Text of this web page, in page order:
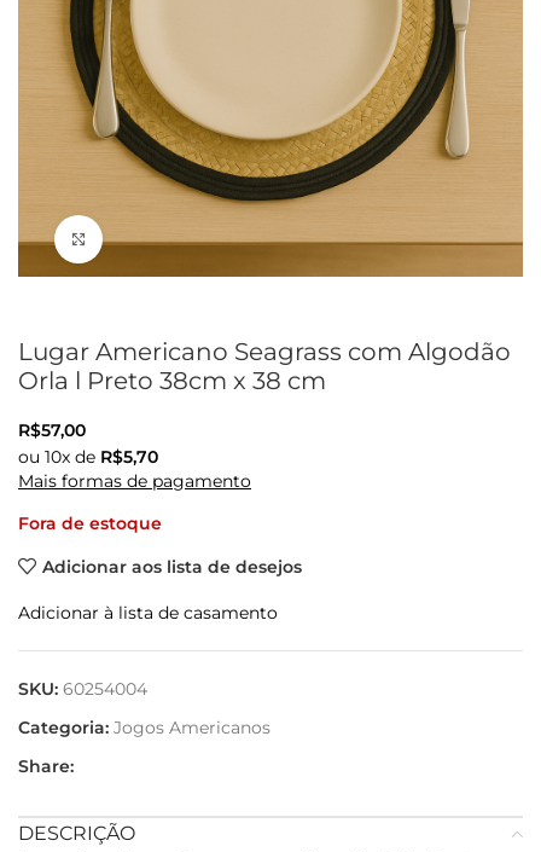
Clique para ampliar
Lugar Americano Seagrass com Algodão
Orla l Preto 38cm x 38 cm
R$57,00
ou 10x de R$5,70
Mais formas de pagamento
Fora de estoque
Adicionar aos lista de desejos
Adicionar à lista de casamento
SKU: 60254004
Categoria: Jogos Americanos
Share:
DESCRIÇÃO